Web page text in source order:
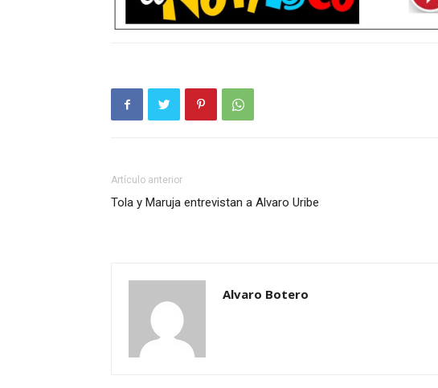
Artículo anterior
Tola y Maruja entrevistan a Alvaro Uribe
Alvaro Botero